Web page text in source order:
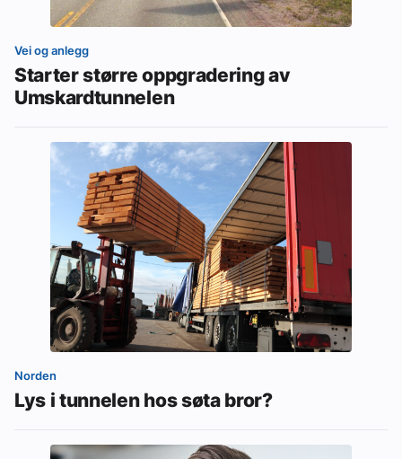
Vei og anlegg
Starter større oppgradering av
Umskardtunnelen
Norden
Lys i tunnelen hos søta bror?